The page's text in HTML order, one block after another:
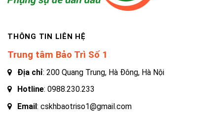
THÔNG TIN LIÊN HỆ
Trung tâm Bảo Trì Số 1
Địa chỉ: 200 Quang Trung, Hà Đông, Hà Nội
Hotline: 0988.230.233
Email: cskhbaotriso1@gmail.com